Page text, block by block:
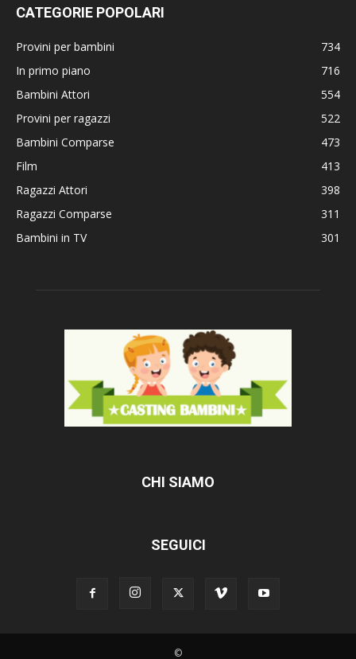
CATEGORIE POPOLARI
Provini per bambini
734
In primo piano
716
Bambini Attori
554
Provini per ragazzi
522
Bambini Comparse
473
Film
413
Ragazzi Attori
398
Ragazzi Comparse
311
Bambini in TV
301
CHI SIAMO
SEGUICI
©